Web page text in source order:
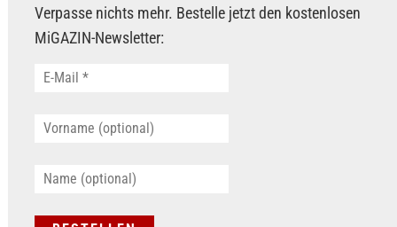
Verpasse nichts mehr. Bestelle jetzt den kostenlosen
MiGAZIN-Newsletter: